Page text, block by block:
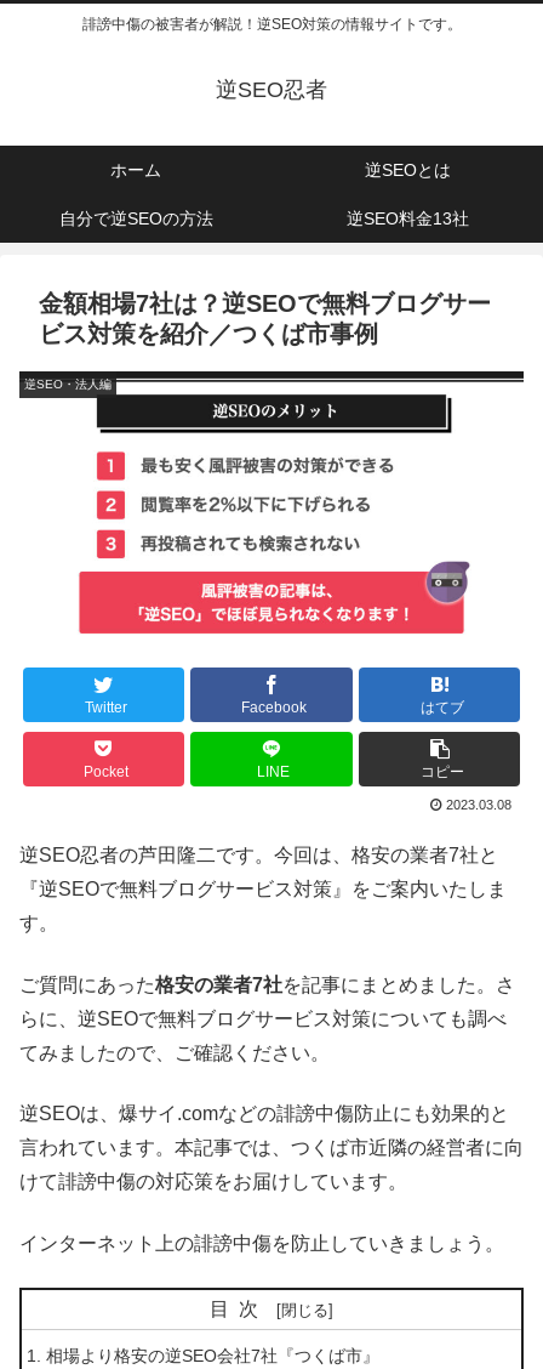
誹謗中傷の被害者が解説！逆SEO対策の情報サイトです。
逆SEO忍者
ホーム 逆SEOとは
自分で逆SEOの方法 逆SEO料金13社
金額相場7社は？逆SEOで無料ブログサー
ビス対策を紹介／つくば市事例
逆SEO・法人編
Twitter Facebook はてブ
Pocket LINE コピー
2023.03.08
逆SEO忍者の芦田隆二です。今回は、格安の業者7社と
『逆SEOで無料ブログサービス対策』をご案内いたしま
す。
ご質問にあった格安の業者7社を記事にまとめました。さ
らに、逆SEOで無料ブログサービス対策についても調べ
てみましたので、ご確認ください。
逆SEOは、爆サイ.comなどの誹謗中傷防止にも効果的と
言われています。本記事では、つくば市近隣の経営者に向
けて誹謗中傷の対応策をお届けしています。
インターネット上の誹謗中傷を防止していきましょう。
目次
相場より格安の逆SEO会社7社『つくば市』